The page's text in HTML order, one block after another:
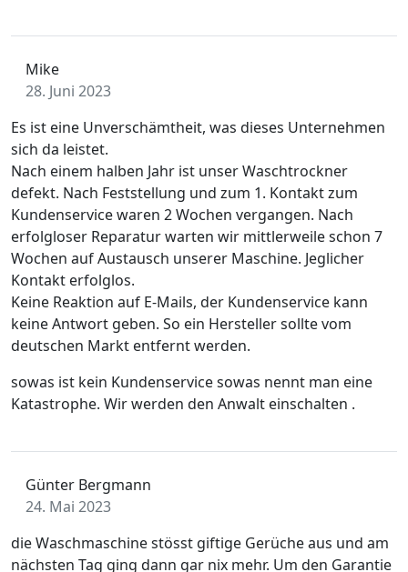
Mike
28. Juni 2023
Es ist eine Unverschämtheit, was dieses Unternehmen
sich da leistet.
Nach einem halben Jahr ist unser Waschtrockner
defekt. Nach Feststellung und zum 1. Kontakt zum
Kundenservice waren 2 Wochen vergangen. Nach
erfolgloser Reparatur warten wir mittlerweile schon 7
Wochen auf Austausch unserer Maschine. Jeglicher
Kontakt erfolglos.
Keine Reaktion auf E-Mails, der Kundenservice kann
keine Antwort geben. So ein Hersteller sollte vom
deutschen Markt entfernt werden.
sowas ist kein Kundenservice sowas nennt man eine
Katastrophe. Wir werden den Anwalt einschalten .
Günter Bergmann
24. Mai 2023
die Waschmaschine stösst giftige Gerüche aus und am
nächsten Tag ging dann gar nix mehr. Um den Garantie